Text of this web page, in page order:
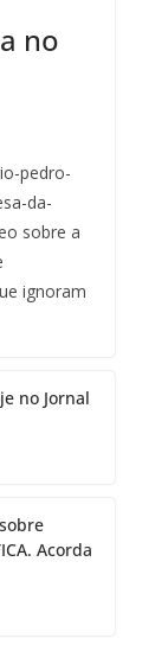
no
pedro-
da-
sobre a
ignoram
no Jornal
Acorda